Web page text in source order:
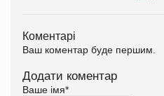
Коментарі
Ваш коментар буде першим.
Додати коментар
Ваше імя*